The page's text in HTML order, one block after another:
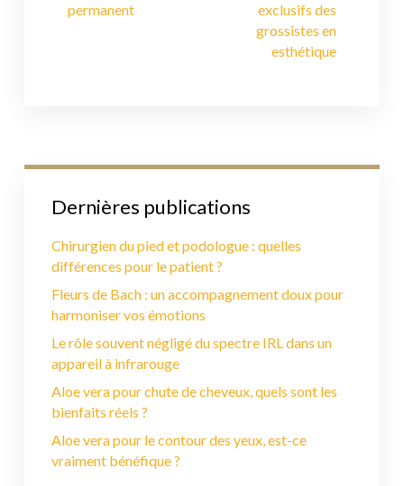
permanent
exclusifs des
grossistes en
esthétique
Dernières publications
Chirurgien du pied et podologue : quelles
différences pour le patient ?
Fleurs de Bach : un accompagnement doux pour
harmoniser vos émotions
Le rôle souvent négligé du spectre IRL dans un
appareil à infrarouge
Aloe vera pour chute de cheveux, quels sont les
bienfaits réels ?
Aloe vera pour le contour des yeux, est-ce
vraiment bénéfique ?